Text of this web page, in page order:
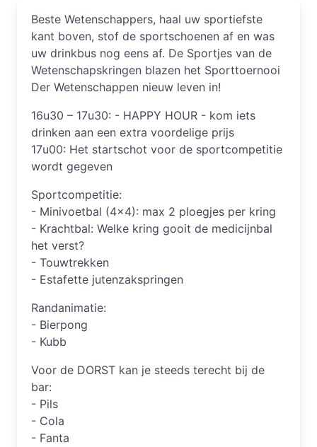
Beste Wetenschappers, haal uw sportiefste
kant boven, stof de sportschoenen af en was
uw drinkbus nog eens af. De Sportjes van de
Wetenschapskringen blazen het Sporttoernooi
Der Wetenschappen nieuw leven in!
16u30 – 17u30: - HAPPY HOUR - kom iets
drinken aan een extra voordelige prijs
17u00: Het startschot voor de sportcompetitie
wordt gegeven
Sportcompetitie:
- Minivoetbal (4x4): max 2 ploegjes per kring
- Krachtbal: Welke kring gooit de medicijnbal
het verst?
- Touwtrekken
- Estafette jutenzakspringen
Randanimatie:
- Bierpong
- Kubb
Voor de DORST kan je steeds terecht bij de
bar:
- Pils
- Cola
- Fanta